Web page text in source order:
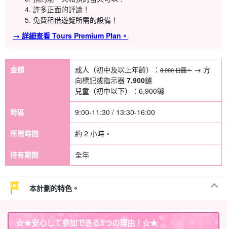
許多正面的評論！
免費租借遊覽所需的設備！
→ 詳細查看 Tours Premium Plan。
金額 成人（初中及以上年齡）： 8,900 日圓。 → 方
向標記或指示器 7,900鑢
兒童（初中以下）： 6,900鑢
時區 9:00-11:30 / 13:30-16:00
所需時間 約 2 小時。
持有期間 全年
本計劃的特色。
☆★安心して参加できる3つの理由 ！☆★